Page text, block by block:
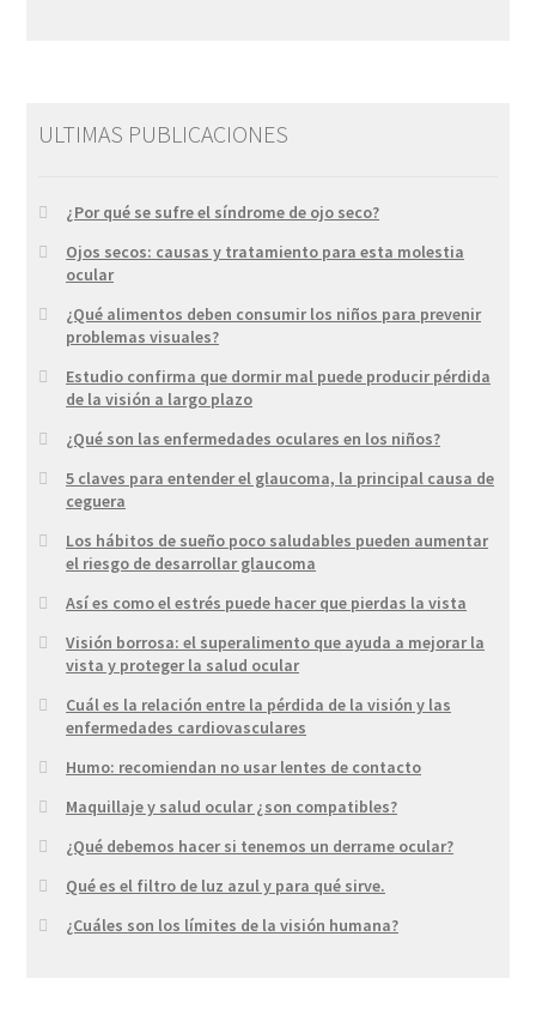
ULTIMAS PUBLICACIONES
¿Por qué se sufre el síndrome de ojo seco?
Ojos secos: causas y tratamiento para esta molestia
ocular
¿Qué alimentos deben consumir los niños para prevenir
problemas visuales?
Estudio confirma que dormir mal puede producir pérdida
de la visión a largo plazo
¿Qué son las enfermedades oculares en los niños?
5 claves para entender el glaucoma, la principal causa de
ceguera
Los hábitos de sueño poco saludables pueden aumentar
el riesgo de desarrollar glaucoma
Así es como el estrés puede hacer que pierdas la vista
Visión borrosa: el superalimento que ayuda a mejorar la
vista y proteger la salud ocular
Cuál es la relación entre la pérdida de la visión y las
enfermedades cardiovasculares
Humo: recomiendan no usar lentes de contacto
Maquillaje y salud ocular ¿son compatibles?
¿Qué debemos hacer si tenemos un derrame ocular?
Qué es el filtro de luz azul y para qué sirve.
¿Cuáles son los límites de la visión humana?